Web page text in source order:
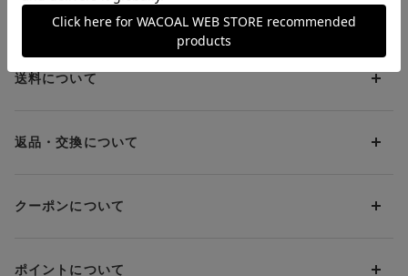
上辺折り返し始末の脇高設計で、脇も背中もすっきり。全方向
ストレッチなめらか素材で、肌にとけこむ感じ
カップ＞パッドをはずした状態で記載のサイズとなるよう設計し
お支払方法について
お支払い方法は下記よりお選びいただけます。
代金引換
PayPay
楽天ペイ
送料について
（税込）（全国一律）をご負担いただきます。
す。
返品・交換について
ブラジャー・靴・スポーツタイツ(CW-X)・一部マタニティ商品
い」をご利用ください。ただし、セール商品は返送料無料の対
クーポンについて
クーポン利用方法について
ポイントについて